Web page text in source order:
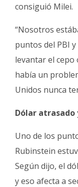
consiguió Milei.
“Nosotros
puntos del PBI
levantar el cepo
había un
Unidos nunca
Dólar
Uno de los
Rubinstein
Según dijo, el
y eso afecta a